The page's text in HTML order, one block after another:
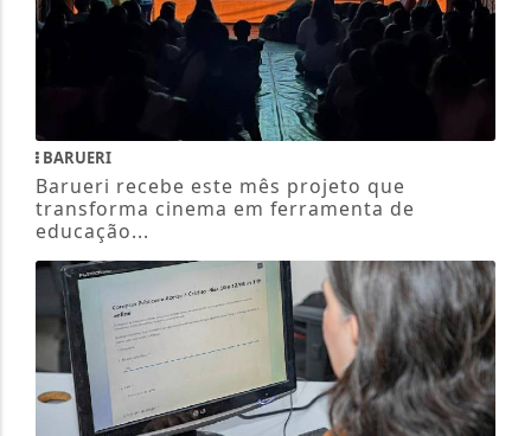
BARUERI
Barueri recebe este mês projeto que
transforma cinema em ferramenta de
educação...